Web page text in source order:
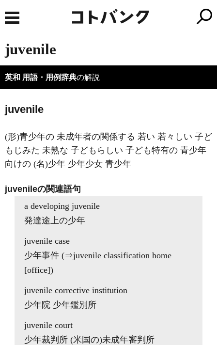
juvenile
英和 用語・用例辞典の解説
juvenile
(形)青少年の 未成年者の関係する 若い 若々しい 子ど
もじみた 未熟な 子どもらしい 子ども特有の 青少年
向けの (名)少年 少年少女 青少年
juvenileの関連語句
a developing juvenile
発達途上の少年
juvenile case
少年事件 (⇒juvenile classification home
[office])
juvenile corrective institution
少年院 少年鑑別所
juvenile court
少年裁判所 (米国の)未成年審判所